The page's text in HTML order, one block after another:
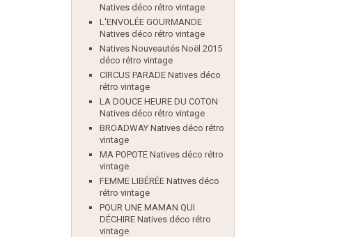
Natives déco rétro vintage
L'ENVOLÉE GOURMANDE
Natives déco rétro vintage
Natives Nouveautés Noël 2015
déco rétro vintage
CIRCUS PARADE Natives déco
rétro vintage
LA DOUCE HEURE DU COTON
Natives déco rétro vintage
BROADWAY Natives déco rétro
vintage
MA POPOTE Natives déco rétro
vintage
FEMME LIBÉRÉE Natives déco
rétro vintage
POUR UNE MAMAN QUI
DÉCHIRE Natives déco rétro
vintage